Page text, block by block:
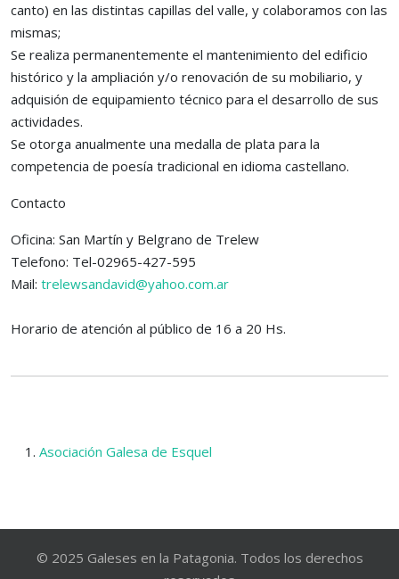
canto) en las distintas capillas del valle, y colaboramos con las
mismas;
Se realiza permanentemente el mantenimiento del edificio
histórico y la ampliación y/o renovación de su mobiliario, y
adquisión de equipamiento técnico para el desarrollo de sus
actividades.
Se otorga anualmente una medalla de plata para la
competencia de poesía tradicional en idioma castellano.
Contacto
Oficina: San Martín y Belgrano de Trelew
Telefono: Tel-02965-427-595
Mail: trelewsandavid@yahoo.com.ar
Horario de atención al público de 16 a 20 Hs.
Asociación Galesa de Esquel
© 2025 Galeses en la Patagonia. Todos los derechos